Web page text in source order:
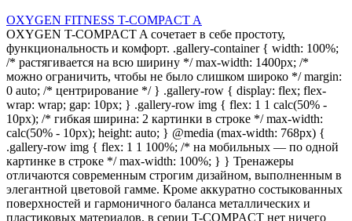
OXYGEN FITNESS T-COMPACT A
OXYGEN T-COMPACT A сочетает в себе простоту,
функциональность и комфорт. .gallery-container { width: 100%;
/* растягивается на всю ширину */ max-width: 1400px; /*
можно ограничить, чтобы не было слишком широко */ margin:
0 auto; /* центрирование */ } .gallery-row { display: flex; flex-
wrap: wrap; gap: 10px; } .gallery-row img { flex: 1 1 calc(50% -
10px); /* гибкая ширина: 2 картинки в строке */ max-width:
calc(50% - 10px); height: auto; } @media (max-width: 768px) {
.gallery-row img { flex: 1 1 100%; /* на мобильных — по одной
картинке в строке */ max-width: 100%; } } Тренажеры
отличаются современным строгим дизайном, выполненным в
элегантной цветовой гамме. Кроме аккуратно состыкованных
поверхностей и гармоничного баланса металлических и
пластиковых материалов, в серии T-COMPACT нет ничего